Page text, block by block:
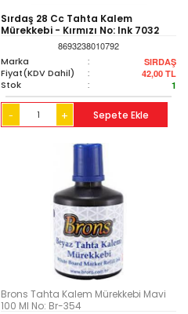
Sırdaş 28 Cc Tahta Kalem
Mürekkebi - Kırmızı No: Ink 7032
8693238010792
Marka
: SIRDAŞ
Fiyat(KDV Dahil) : 42,00 TL
Stok : 1
- + Sepete Ekle
Brons Tahta Kalem Mürekkebi Mavi
100 Ml No: Br-354